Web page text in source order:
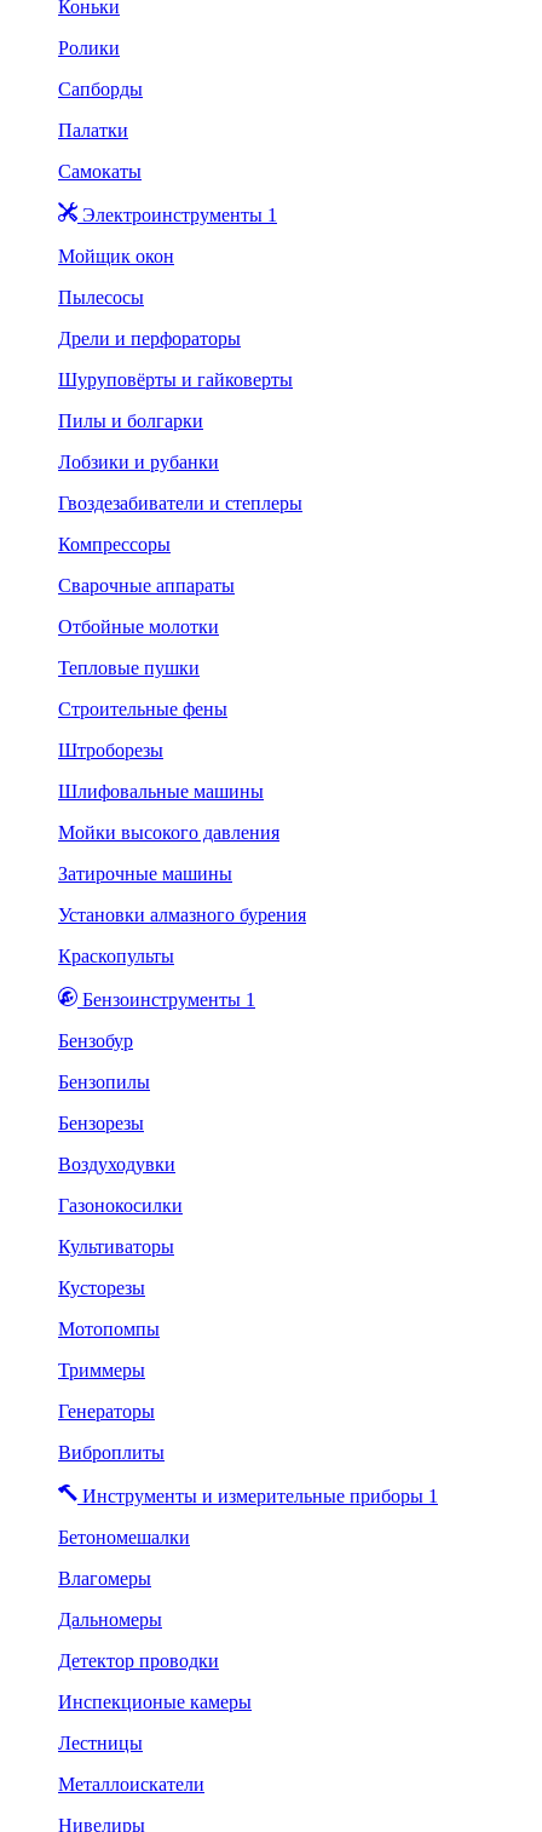
Коньки
Ролики
Сапборды
Палатки
Самокаты
Электроинструменты 1
Мойщик окон
Пылесосы
Дрели и перфораторы
Шуруповёрты и гайковерты
Пилы и болгарки
Лобзики и рубанки
Гвоздезабиватели и степлеры
Компрессоры
Сварочные аппараты
Отбойные молотки
Тепловые пушки
Строительные фены
Штроборезы
Шлифовальные машины
Мойки высокого давления
Затирочные машины
Установки алмазного бурения
Краскопульты
Бензоинструменты 1
Бензобур
Бензопилы
Бензорезы
Воздуходувки
Газонокосилки
Культиваторы
Кусторезы
Мотопомпы
Триммеры
Генераторы
Виброплиты
Инструменты и измерительные приборы 1
Бетономешалки
Влагомеры
Дальномеры
Детектор проводки
Инспекционые камеры
Лестницы
Металлоискатели
Нивелиры